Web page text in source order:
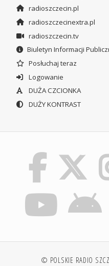
radioszczecin.pl
radioszczecinextra.pl
radioszczecin.tv
Biuletyn Informacji
Posłuchaj teraz
Logowanie
DUŻA CZCIONKA
DUŻY KONTRAST
© POLSKIE RADIO